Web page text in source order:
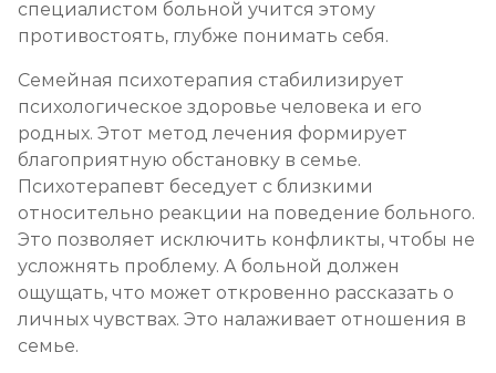
специалистом больной учится этому
противостоять, глубже понимать себя.
Семейная психотерапия стабилизирует
психологическое здоровье человека и его
родных. Этот метод лечения формирует
благоприятную обстановку в семье.
Психотерапевт беседует с близкими
относительно реакции на поведение больного.
Это позволяет исключить конфликты, чтобы не
усложнять проблему. А больной должен
ощущать, что может откровенно рассказать о
личных чувствах. Это налаживает отношения в
семье.